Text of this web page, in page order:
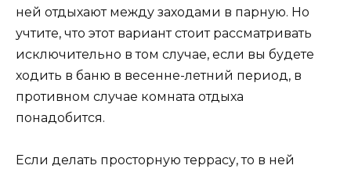
ней отдыхают между заходами в парную. Но
учтите, что этот вариант стоит рассматривать
исключительно в том случае, если вы будете
ходить в баню в весенне-летний период, в
противном случае комната отдыха
понадобится.
Если делать просторную террасу, то в ней